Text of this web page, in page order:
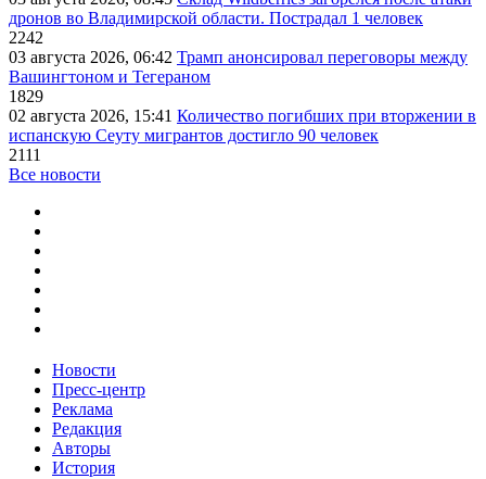
дронов во Владимирской области. Пострадал 1 человек
2242
03 августа 2026, 06:42 Трамп анонсировал переговоры между
Вашингтоном и Тегераном
1829
02 августа 2026, 15:41 Количество погибших при вторжении в
испанскую Сеуту мигрантов достигло 90 человек
2111
Все новости
Новости
Пресс-центр
Реклама
Редакция
Авторы
История